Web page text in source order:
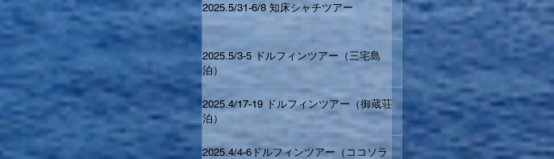
2025.5/31-6/8 知床シャチツアー
2025.5/3-5 ドルフィンツアー（三宅島
泊）
2025.4/17-19 ドルフィンツアー（御蔵荘
泊）
2025.4/4-6ドルフィンツアー（ココソラ